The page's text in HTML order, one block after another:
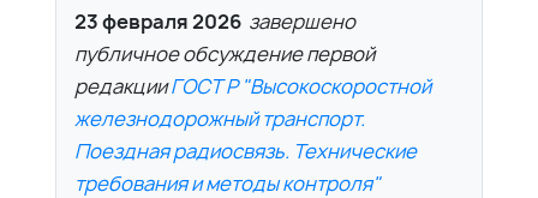
23 февраля 2026 завершено
публичное обсуждение первой
редакцииГОСТ Р "Высокоскоростной
железнодорожный транспорт.
Поездная радиосвязь. Технические
требования и методы контроля"